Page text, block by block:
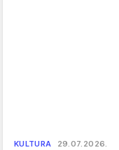
KULTURA 29.07.2026.